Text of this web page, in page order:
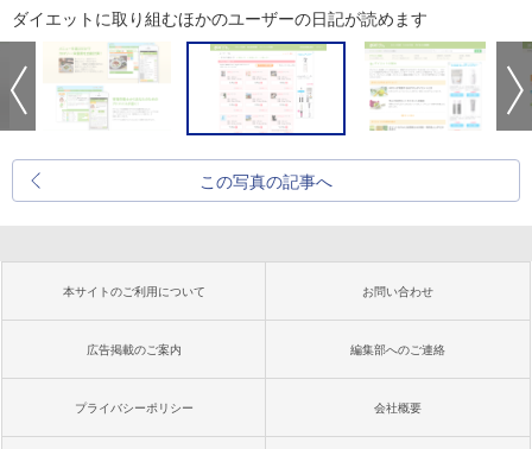
ダイエットに取り組むほかのユーザーの日記が読めます
この写真の記事へ
本サイトのご利用について お問い合わせ
広告掲載のご案内 編集部へのご連絡
プライバシーポリシー 会社概要